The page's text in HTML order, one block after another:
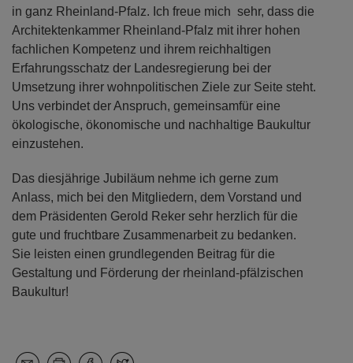
in ganz Rheinland-Pfalz. Ich freue mich sehr, dass die
Architektenkammer Rheinland-Pfalz mit ihrer hohen
fachlichen Kompetenz und ihrem reichhaltigen
Erfahrungsschatz der Landesregierung bei der
Umsetzung ihrer wohnpolitischen Ziele zur Seite steht.
Uns verbindet der Anspruch, gemeinsamfür eine
ökologische, ökonomische und nachhaltige Baukultur
einzustehen.
Das diesjährige Jubiläum nehme ich gerne zum
Anlass, mich bei den Mitgliedern, dem Vorstand und
dem Präsidenten Gerold Reker sehr herzlich für die
gute und fruchtbare Zusammenarbeit zu bedanken.
Sie leisten einen grundlegenden Beitrag für die
Gestaltung und Förderung der rheinland-pfälzischen
Baukultur!